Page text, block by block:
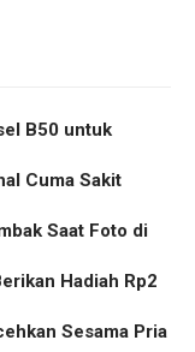
B50 untuk
Cuma Sakit
Saat Foto di
Hadiah Rp2
Sesama Pria